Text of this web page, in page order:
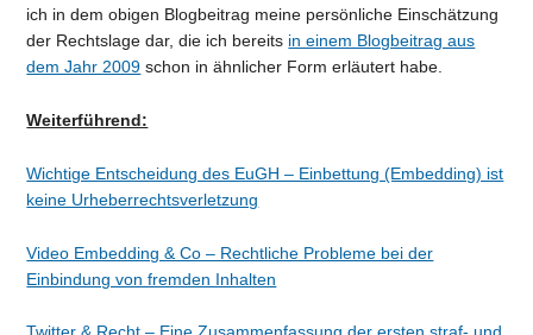
ich in dem obigen Blogbeitrag meine persönliche Einschätzung
der Rechtslage dar, die ich bereits in einem Blogbeitrag aus
dem Jahr 2009 schon in ähnlicher Form erläutert habe.
Weiterführend:
Wichtige Entscheidung des EuGH – Einbettung (Embedding) ist
keine Urheberrechtsverletzung
Video Embedding & Co – Rechtliche Probleme bei der
Einbindung von fremden Inhalten